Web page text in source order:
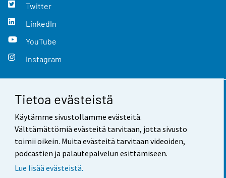
Tietoa evästeistä
Käytämme sivustollamme evästeitä.
Välttämättömiä evästeitä tarvitaan, jotta sivusto
toimii oikein. Muita evästeitä tarvitaan videoiden,
podcastien ja palautepalvelun esittämiseen.
Lue lisää evästeistä.
Twitter
LinkedIn
YouTube
Instagram
Yhteystiedot
Palaute
Käyttöehdot